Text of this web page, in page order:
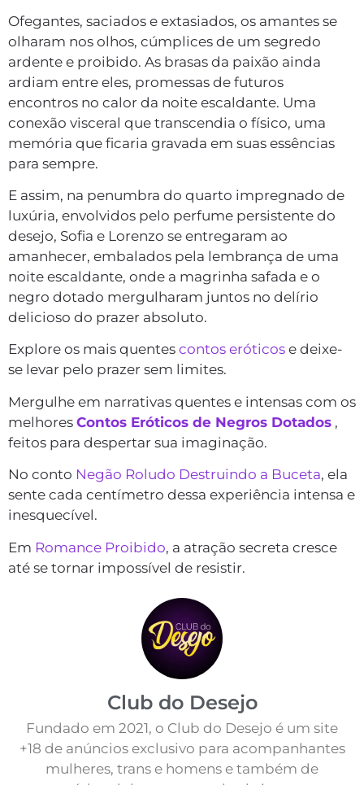
Ofegantes, saciados e extasiados, os amantes se
olharam nos olhos, cúmplices de um segredo
ardente e proibido. As brasas da paixão ainda
ardiam entre eles, promessas de futuros
encontros no calor da noite escaldante. Uma
conexão visceral que transcendia o físico, uma
memória que ficaria gravada em suas essências
para sempre.
E assim, na penumbra do quarto impregnado de
luxúria, envolvidos pelo perfume persistente do
desejo, Sofia e Lorenzo se entregaram ao
amanhecer, embalados pela lembrança de uma
noite escaldante, onde a magrinha safada e o
negro dotado mergulharam juntos no delírio
delicioso do prazer absoluto.
Explore os mais quentes contos eróticos e deixe-
se levar pelo prazer sem limites.
Mergulhe em narrativas quentes e intensas com os
melhores Contos Eróticos de Negros Dotados ,
feitos para despertar sua imaginação.
No conto Negão Roludo Destruindo a Buceta, ela
sente cada centímetro dessa experiência intensa e
inesquecível.
Em Romance Proibido, a atração secreta cresce
até se tornar impossível de resistir.
Club do Desejo
Fundado em 2021, o Club do Desejo é um site
+18 de anúncios exclusivo para acompanhantes
mulheres, trans e homens e também de